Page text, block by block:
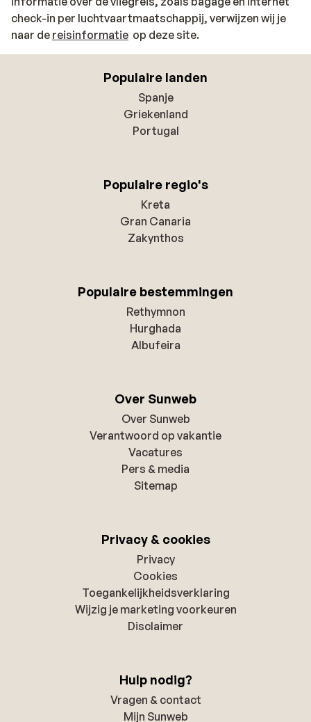
check-in per luchtvaartmaatschappij, verwijzen wij je
naar de reisinformatie op deze site.
Populaire landen
Spanje
Griekenland
Portugal
Populaire regio's
Kreta
Gran Canaria
Zakynthos
Populaire bestemmingen
Rethymnon
Hurghada
Albufeira
Over Sunweb
Over Sunweb
Verantwoord op vakantie
Vacatures
Pers & media
Sitemap
Privacy & cookies
Privacy
Cookies
Toegankelijkheidsverklaring
Wijzig je marketing voorkeuren
Disclaimer
Hulp nodig?
Vragen & contact
Mijn Sunweb